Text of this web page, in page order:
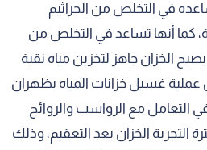
في التخلص من الجراثيم
كما أنها تساعد في التخلص من
الخزان جاهز لتخزين مياه نقية
غسيل خزانات المياه بظهران
التعامل مع الرواسب والروائح
التجربة الخزان بعد التعقيم، وذلك